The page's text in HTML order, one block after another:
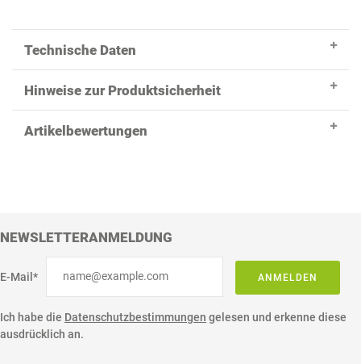
Technische Daten
Hinweise zur Produktsicherheit
Artikelbewertungen
NEWSLETTERANMELDUNG
E-Mail* ANMELDEN
Ich habe die Datenschutzbestimmungen gelesen und erkenne diese
ausdrücklich an.